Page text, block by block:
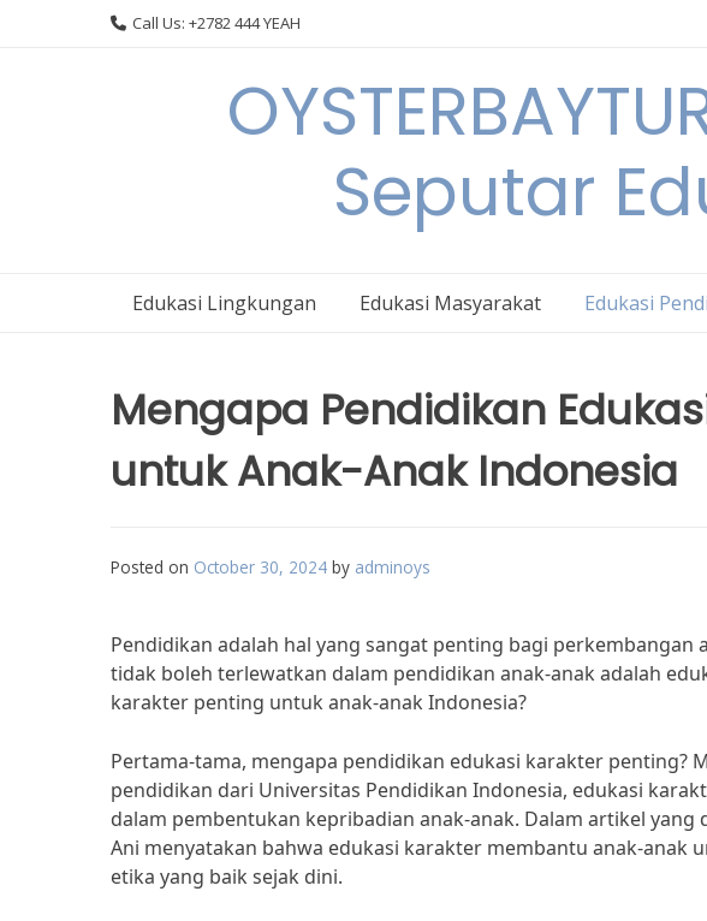
Call Us: +2782 444 YEAH
Seputar
Edukasi Lingkungan Edukasi Masyarakat Edukasi
Mengapa Pendidikan
untuk Anak-Anak Indonesia
Posted on October 30, 2024 by adminoys
Pendidikan adalah hal yang sangat penting bagi perkembangan
tidak boleh terlewatkan dalam pendidikan anak-anak adalah
karakter penting untuk anak-anak Indonesia?
Pertama-tama, mengapa pendidikan edukasi karakter penting?
pendidikan dari Universitas Pendidikan Indonesia, edukasi
dalam pembentukan kepribadian anak-anak. Dalam artikel yang
Ani menyatakan bahwa edukasi karakter membantu anak-anak
etika yang baik sejak dini.